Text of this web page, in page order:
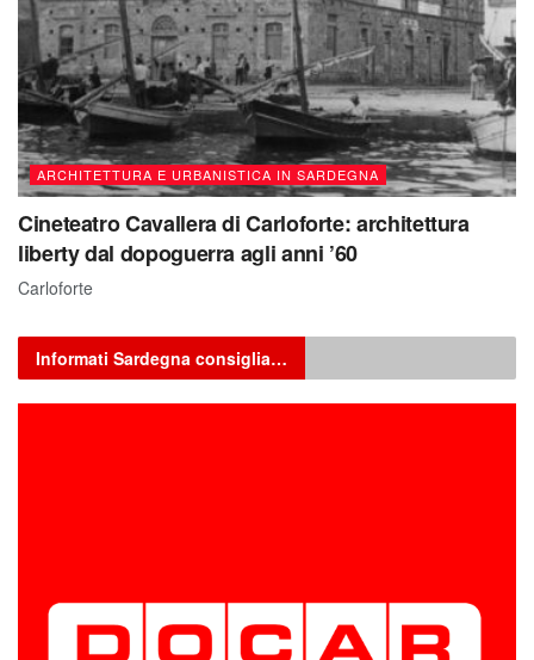
ARCHITETTURA E URBANISTICA IN SARDEGNA
Cineteatro Cavallera di Carloforte: architettura
liberty dal dopoguerra agli anni ’60
Carloforte
Informati Sardegna consiglia…